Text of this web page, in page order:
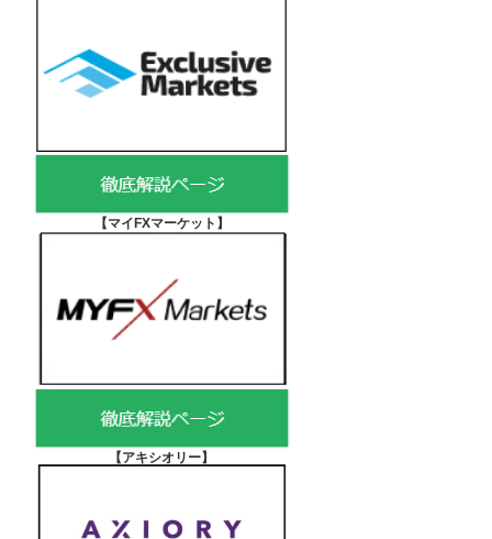
【マイFXマーケット 】
【アキシオリー】